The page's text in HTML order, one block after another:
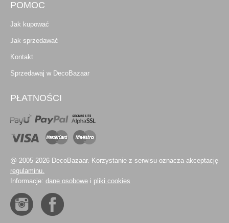
POMOC
Jak kupować
Jak sprzedawać
Kontakt
Sprzedawaj w DecoBazaar
PŁATNOŚCI
@ 2005-2026 DecoBazaar. Korzystanie z serwisu oznacza akceptację
regulaminu.
Informacje: dane osobowe i pliki cookies